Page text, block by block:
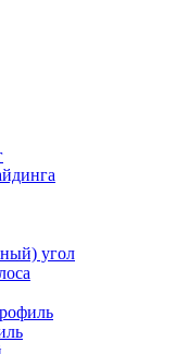
угол